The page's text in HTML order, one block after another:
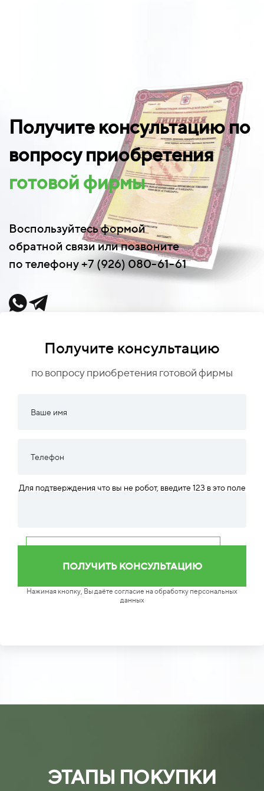
Получите консультацию по
вопросу приобретения
готовой фирмы
Воспользуйтесь формой
обратной связи или позвоните
по телефону +7 (926) 080-61-61
Получите консультацию
по вопросу приобретения готовой фирмы
Для подтверждения что вы не робот, введите 123 в это поле
Нажимая кнопку, Вы даёте согласие на обработку персональных
данных
ЭТАПЫ ПОКУПКИ